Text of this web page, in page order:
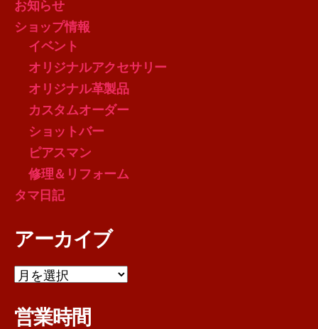
お知らせ
ショップ情報
イベント
オリジナルアクセサリー
オリジナル革製品
カスタムオーダー
ショットバー
ピアスマン
修理＆リフォーム
タマ日記
アーカイブ
ア
ー
イ
営業時間